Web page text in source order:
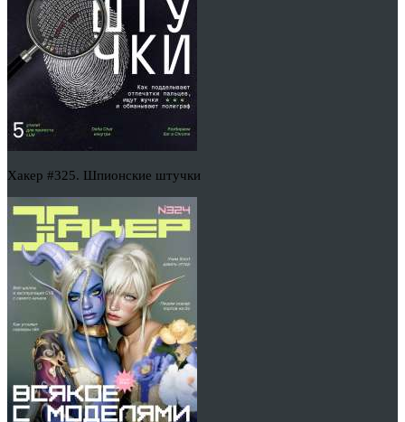
Хакер #325. Шпионские штучки